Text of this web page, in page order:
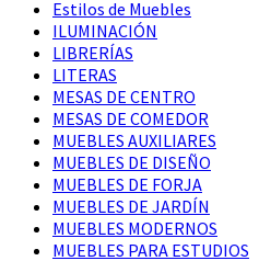
Estilos de Muebles
ILUMINACIÓN
LIBRERÍAS
LITERAS
MESAS DE CENTRO
MESAS DE COMEDOR
MUEBLES AUXILIARES
MUEBLES DE DISEÑO
MUEBLES DE FORJA
MUEBLES DE JARDÍN
MUEBLES MODERNOS
MUEBLES PARA ESTUDIOS